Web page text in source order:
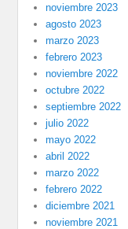
noviembre 2023
agosto 2023
marzo 2023
febrero 2023
noviembre 2022
octubre 2022
septiembre 2022
julio 2022
mayo 2022
abril 2022
marzo 2022
febrero 2022
diciembre 2021
noviembre 2021